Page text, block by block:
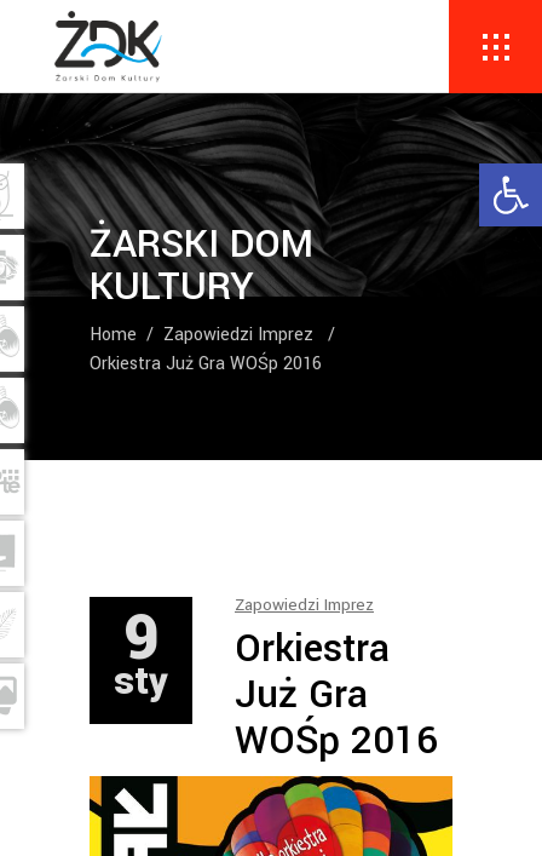
ŻARSKI DOM
KULTURY
Home / Zapowiedzi Imprez
/
Orkiestra Już Gra WOŚp 2016
9
sty
Zapowiedzi Imprez
Orkiestra
Już Gra
WOŚp 2016